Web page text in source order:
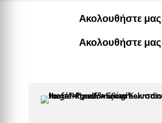
Ακολουθήστε
Ακολουθήστε